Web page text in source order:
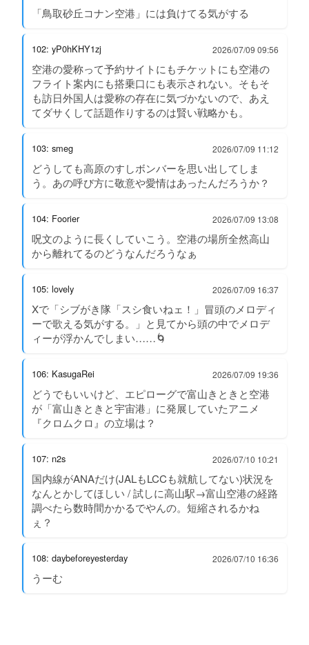
「鳥取砂丘コナン空港」には負けてる気がする
102: yP0hKHY1zj 2026/07/09 09:56
空港の愛称って予約サイトにもチケットにも空港の
フライト案内にも搭乗口にも表示されない。そもそ
も訪日外国人は愛称の存在に気づかないので、あえ
てダサくして話題作りするのは賢い戦略かも。
103: smeg 2026/07/09 11:12
どうしても高原のすしボンバーを思い出してしま
う。あの呼び方に敬意や愛情はあったんだろうか？
104: Foorier 2026/07/09 13:08
呪文のように長くしていこう。空港の場所全然高山
から離れてるのどうなんだろうなぁ
105: lovely 2026/07/09 16:37
Xで「シブがき隊「スシ食いねェ！」冒頭のメロディ
ーで歌える気がする。」と見てから頭の中でメロデ
ィーが浮かんでしまい……🌀
106: KasugaRei 2026/07/09 19:36
どうでもいいけど、エピローグで富山きときと空港
が「富山きときと宇宙港」に発展していたアニメ
『クロムクロ』の立場は？
107: n2s 2026/07/10 10:21
国内線がANAだけ(JALもLCCも就航してない)状況を
なんとかしてほしい / 試しに高山駅→富山空港の経路
調べたら数時間かかるでやんの。短縮されるかね
ぇ？
108: daybeforeyesterday 2026/07/10 16:36
うーむ